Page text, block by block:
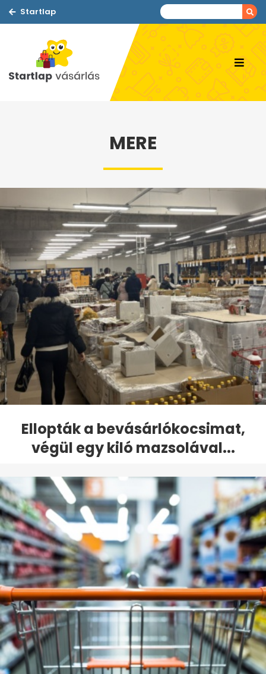
Startlap
MERE
Ellopták a bevásárlókocsimat,
végül egy kiló mazsolával...